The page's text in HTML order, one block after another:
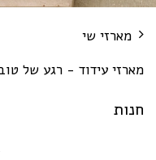
מארזי שי
מארזי עידוד - רגע של
חנות